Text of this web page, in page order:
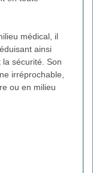
médical, il
ainsi
la sécurité. Son
irréprochable,
ou en milieu